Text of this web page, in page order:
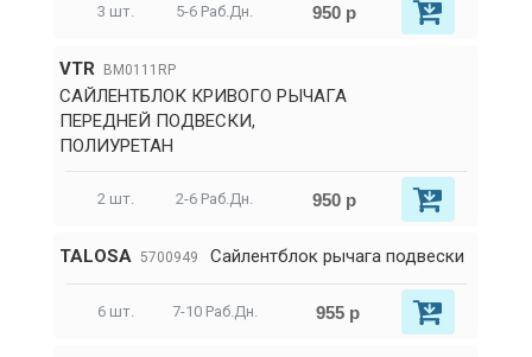
3 шт. 5-6 Раб.Дн. 950 р
VTR BM0111RP
САЙЛЕНТБЛОК КРИВОГО РЫЧАГА
ПЕРЕДНЕЙ ПОДВЕСКИ,
ПОЛИУРЕТАН
2 шт. 2-6 Раб.Дн. 950 р
TALOSA 5700949 Сайлентблок рычага подвески
6 шт. 7-10 Раб.Дн. 955 р